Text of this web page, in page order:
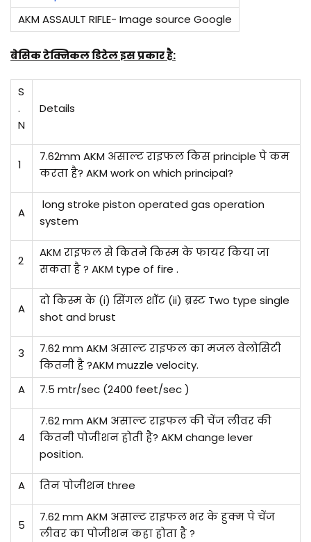
AKM ASSAULT RIFLE- Image source Google
बेसिक टेक्निकल डिटेल इस प्रकार है:
S
.
N
Details
1
7.62mm AKM असाल्ट राइफल किस principle पे कम
करता है? AKM work on which principal?
A
long stroke piston operated gas operation
system
2
AKM राइफल से कितने किस्म के फायर किया जा
सकता है ? AKM type of fire .
A
दो किस्म के (i) सिंगल शॉट (ii) ब्रस्ट Two type single
shot and brust
3
7.62 mm AKM असाल्ट राइफल का मजल वेलोसिटी
कितनी है ?AKM muzzle velocity.
A
7.5 mtr/sec (2400 feet/sec )
4
7.62 mm AKM असाल्ट राइफल की चेंज लीवर की
कितनी पोजीशन होती है? AKM change lever
position.
A तिन पोजीशन three
5
7.62 mm AKM असाल्ट राइफल भर के हुक्म पे चेंज
लीवर का पोजीशन कहा होता है ?